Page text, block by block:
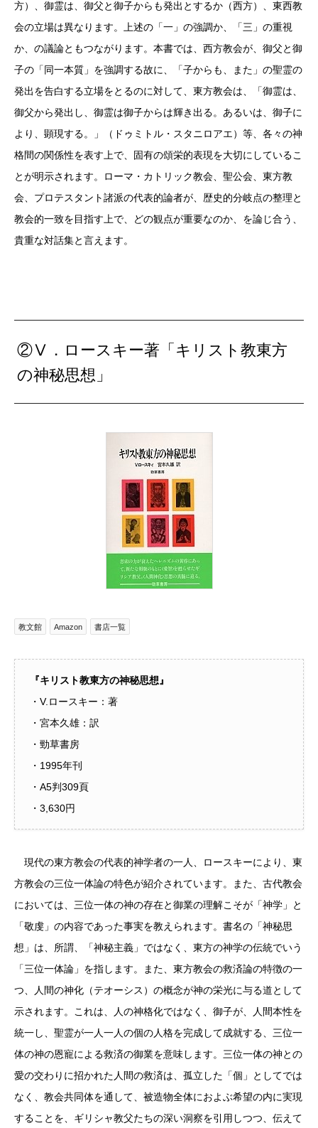
方）、御霊は、御父と御子からも発出とするか（西方）、東西教
会の立場は異なります。上述の「一」の強調か、「三」の重視
か、の議論ともつながります。本書では、西方教会が、御父と御
子の「同一本質」を強調する故に、「子からも、また」の聖霊の
発出を告白する立場をとるのに対して、東方教会は、「御霊は、
御父から発出し、御霊は御子からは輝き出る。あるいは、御子に
より、顕現する。」（ドゥミトル・スタニロアエ）等、各々の神
格間の関係性を表す上で、固有の頌栄的表現を大切にしているこ
とが明示されます。ローマ・カトリック教会、聖公会、東方教
会、プロテスタント諸派の代表的論者が、歴史的分岐点の整理と
教会的一致を目指す上で、どの観点が重要なのか、を論じ合う、
貴重な対話集と言えます。
②Ⅴ．ロースキー著「キリスト教東方
の神秘思想」
教文館 Amazon 書店一覧
『キリスト教東方の神秘思想』
・V.ロースキー：著
・宮本久雄：訳
・勁草書房
・1995年刊
・A5判309頁
・3,630円
現代の東方教会の代表的神学者の一人、ロースキーにより、東
方教会の三位一体論の特色が紹介されています。また、古代教会
においては、三位一体の神の存在と御業の理解こそが「神学」と
「敬虔」の内容であった事実を教えられます。書名の「神秘思
想」は、所謂、「神秘主義」ではなく、東方の神学の伝統でいう
「三位一体論」を指します。また、東方教会の救済論の特徴の一
つ、人間の神化（テオーシス）の概念が神の栄光に与る道として
示されます。これは、人の神格化ではなく、御子が、人間本性を
統一し、聖霊が一人一人の個の人格を完成して成就する、三位一
体の神の恩寵による救済の御業を意味します。三位一体の神との
愛の交わりに招かれた人間の救済は、孤立した「個」としてでは
なく、教会共同体を通して、被造物全体におよぶ希望の内に実現
することを、ギリシャ教父たちの深い洞察を引用しつつ、伝えて